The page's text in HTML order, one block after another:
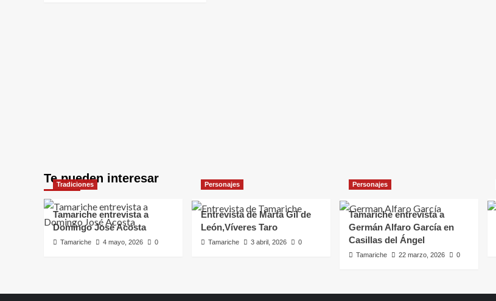
Te pueden interesar
Tradiciones
Tamariche entrevista a
Domingo José Acosta
Tamariche 4 mayo, 2026 0
Personajes
Entrevista de Marta Gil de
León,Víveres Taro
Tamariche 3 abril, 2026 0
Personajes
Tamariche entrevista a
Germán Alfaro García en
Casillas del Ángel
Tamariche 22 marzo, 2026 0